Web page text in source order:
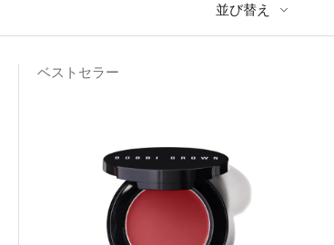
並び替え
ベストセラー